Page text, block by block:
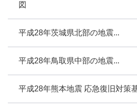
図
平成28年茨城県北部の地震...
平成28年鳥取県中部の地震...
平成28年熊本地震 応急復旧対策